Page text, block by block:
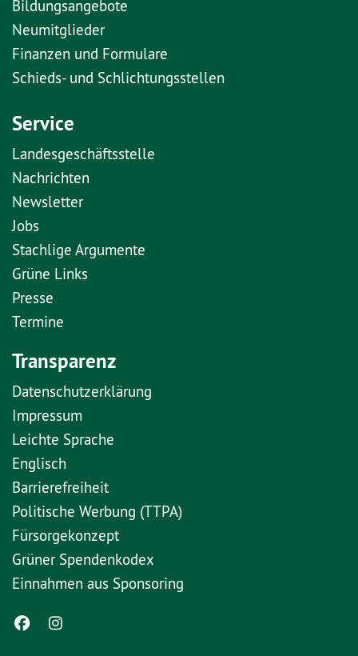
Bildungsangebote
Neumitglieder
Finanzen und Formulare
Schieds- und Schlichtungsstellen
Service
Landesgeschäftsstelle
Nachrichten
Newsletter
Jobs
Stachlige Argumente
Grüne Links
Presse
Termine
Transparenz
Datenschutzerklärung
Impressum
Leichte Sprache
Englisch
Barrierefreiheit
Politische Werbung (TTPA)
Fürsorgekonzept
Grüner Spendenkodex
Einnahmen aus Sponsoring